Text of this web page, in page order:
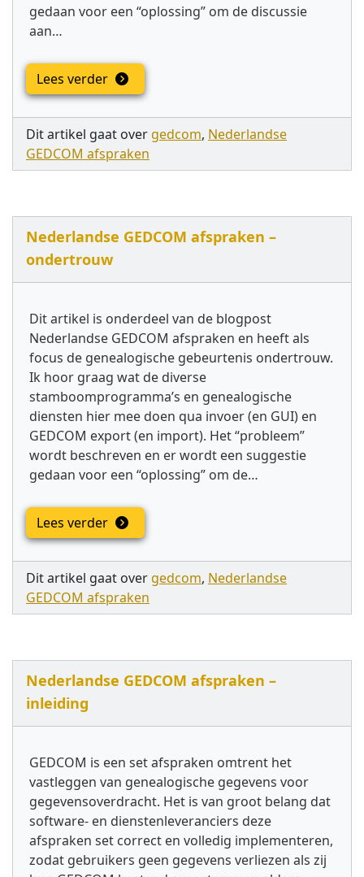
gedaan voor een “oplossing” om de discussie
aan…
Lees verder
Dit artikel gaat over gedcom, Nederlandse
GEDCOM afspraken
Nederlandse GEDCOM afspraken –
ondertrouw
Dit artikel is onderdeel van de blogpost
Nederlandse GEDCOM afspraken en heeft als
focus de genealogische gebeurtenis ondertrouw.
Ik hoor graag wat de diverse
stamboomprogramma’s en genealogische
diensten hier mee doen qua invoer (en GUI) en
GEDCOM export (en import). Het “probleem”
wordt beschreven en er wordt een suggestie
gedaan voor een “oplossing” om de…
Lees verder
Dit artikel gaat over gedcom, Nederlandse
GEDCOM afspraken
Nederlandse GEDCOM afspraken –
inleiding
GEDCOM is een set afspraken omtrent het
vastleggen van genealogische gegevens voor
gegevensoverdracht. Het is van groot belang dat
software- en dienstenleveranciers deze
afspraken set correct en volledig implementeren,
zodat gebruikers geen gegevens verliezen als zij